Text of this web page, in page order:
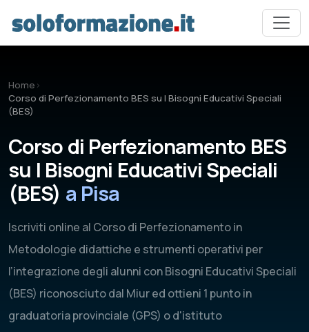
Home ›
Corso di Perfezionamento BES su I Bisogni Educativi Speciali
(BES)
Corso di Perfezionamento BES
su I Bisogni Educativi Speciali
(BES) a Pisa
Iscriviti online al Corso di Perfezionamento in
Metodologie didattiche e strumenti operativi per
l’integrazione degli alunni con Bisogni Educativi Speciali
(BES) riconosciuto dal Miur ed ottieni 1 punto in
graduatoria provinciale (GPS) o d'istituto